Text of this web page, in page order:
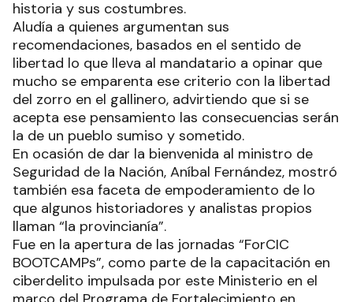
historia y sus costumbres.
Aludía a quienes argumentan sus
recomendaciones, basados en el sentido de
libertad lo que lleva al mandatario a opinar que
mucho se emparenta ese criterio con la libertad
del zorro en el gallinero, advirtiendo que si se
acepta ese pensamiento las consecuencias serán
la de un pueblo sumiso y sometido.
En ocasión de dar la bienvenida al ministro de
Seguridad de la Nación, Aníbal Fernández, mostró
también esa faceta de empoderamiento de lo
que algunos historiadores y analistas propios
llaman “la provincianía”.
Fue en la apertura de las jornadas “ForCIC
BOOTCAMPs”, como parte de la capacitación en
ciberdelito impulsada por este Ministerio en el